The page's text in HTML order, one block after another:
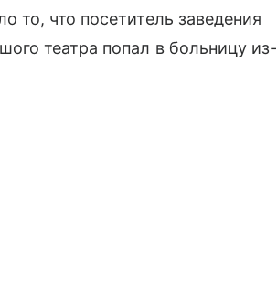
то, что посетитель заведения
театра попал в больницу из-